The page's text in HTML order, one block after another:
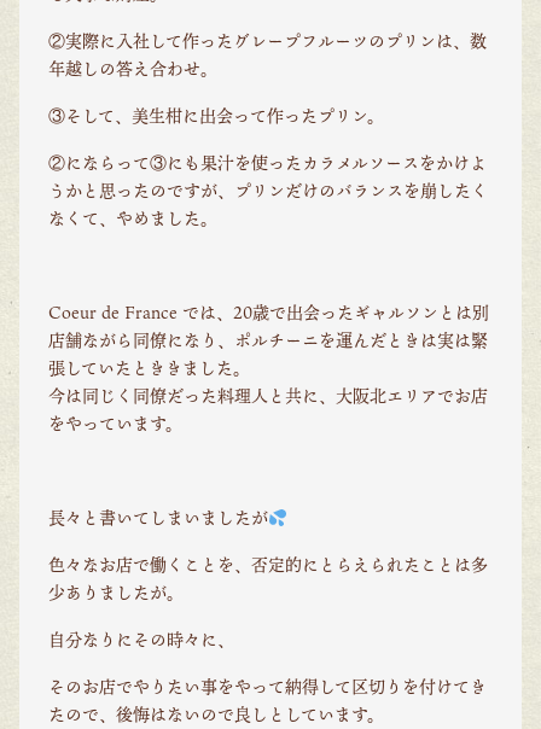
②実際に入社して作ったグレープフルーツのプリンは、数
年越しの答え合わせ。
③そして、美生柑に出会って作ったプリン。
②にならって③にも果汁を使ったカラメルソースをかけよ
うかと思ったのですが、プリンだけのバランスを崩したく
なくて、やめました。
Coeur de France では、20歳で出会ったギャルソンとは別
店舗ながら同僚になり、ポルチーニを運んだときは実は緊
張していたとききました。
今は同じく同僚だった料理人と共に、大阪北エリアでお店
をやっています。
長々と書いてしまいましたが
色々なお店で働くことを、否定的にとらえられたことは多
少ありましたが。
自分なりにその時々に、
そのお店でやりたい事をやって納得して区切りを付けてき
たので、後悔はないので良しとしています。